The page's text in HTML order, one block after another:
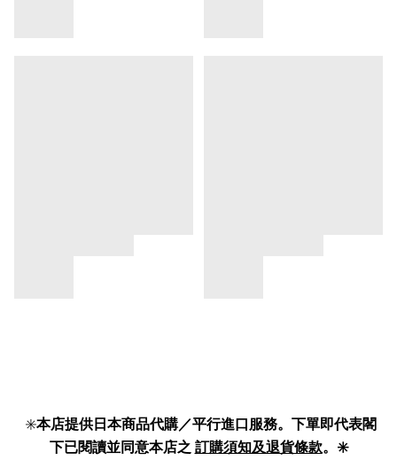
✳️本店提供日本商品代購／平行進口服務。下單即代表閣
下已閱讀並同意本店之 訂購須知及退貨條款。✳️